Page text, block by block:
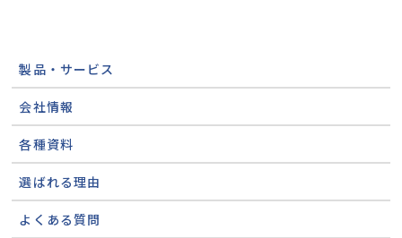
製品・サービス
会社情報
各種資料
選ばれる理由
よくある質問